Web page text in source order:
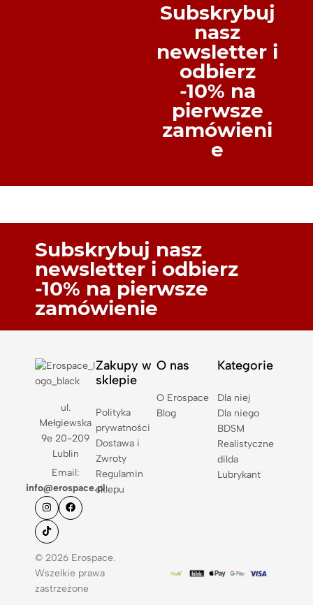
Subskrybuj
nasz
newsletter i
odbierz
-10% na
pierwsze
zamówieni
e
Subskrybuj nasz
newsletter i odbierz
-10% na pierwsze
zamówienie
ul.
Mełgiewska
9e 20-209
Lublin
Email:
info@erospace.pl
Zakupy w
sklepie
Polityka
prywatności
Dostawa i
Zwroty
Regulamin
sklepu
O nas
O Erospace
Blog
Kategorie
Dla niej
Dla niego
BDSM
Realistyczne
dilda
Lubrykant
© 2026 Erospace.
Wszelkie prawa
zastrzeżone